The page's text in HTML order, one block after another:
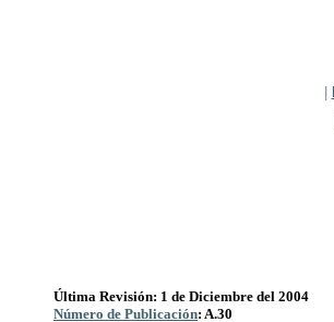
Última Revisión: 1 de Diciembre del 2004
Número de Publicación: A.30